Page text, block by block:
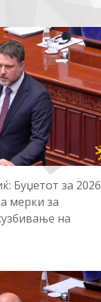
Буџетот за 2026
мерки за
на